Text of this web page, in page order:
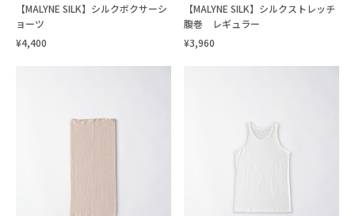
【MALYNE SILK】シルクボクサーシ
ョーツ
¥4,400
【MALYNE SILK】シルクストレッチ
腹巻 レギュラー
¥3,960